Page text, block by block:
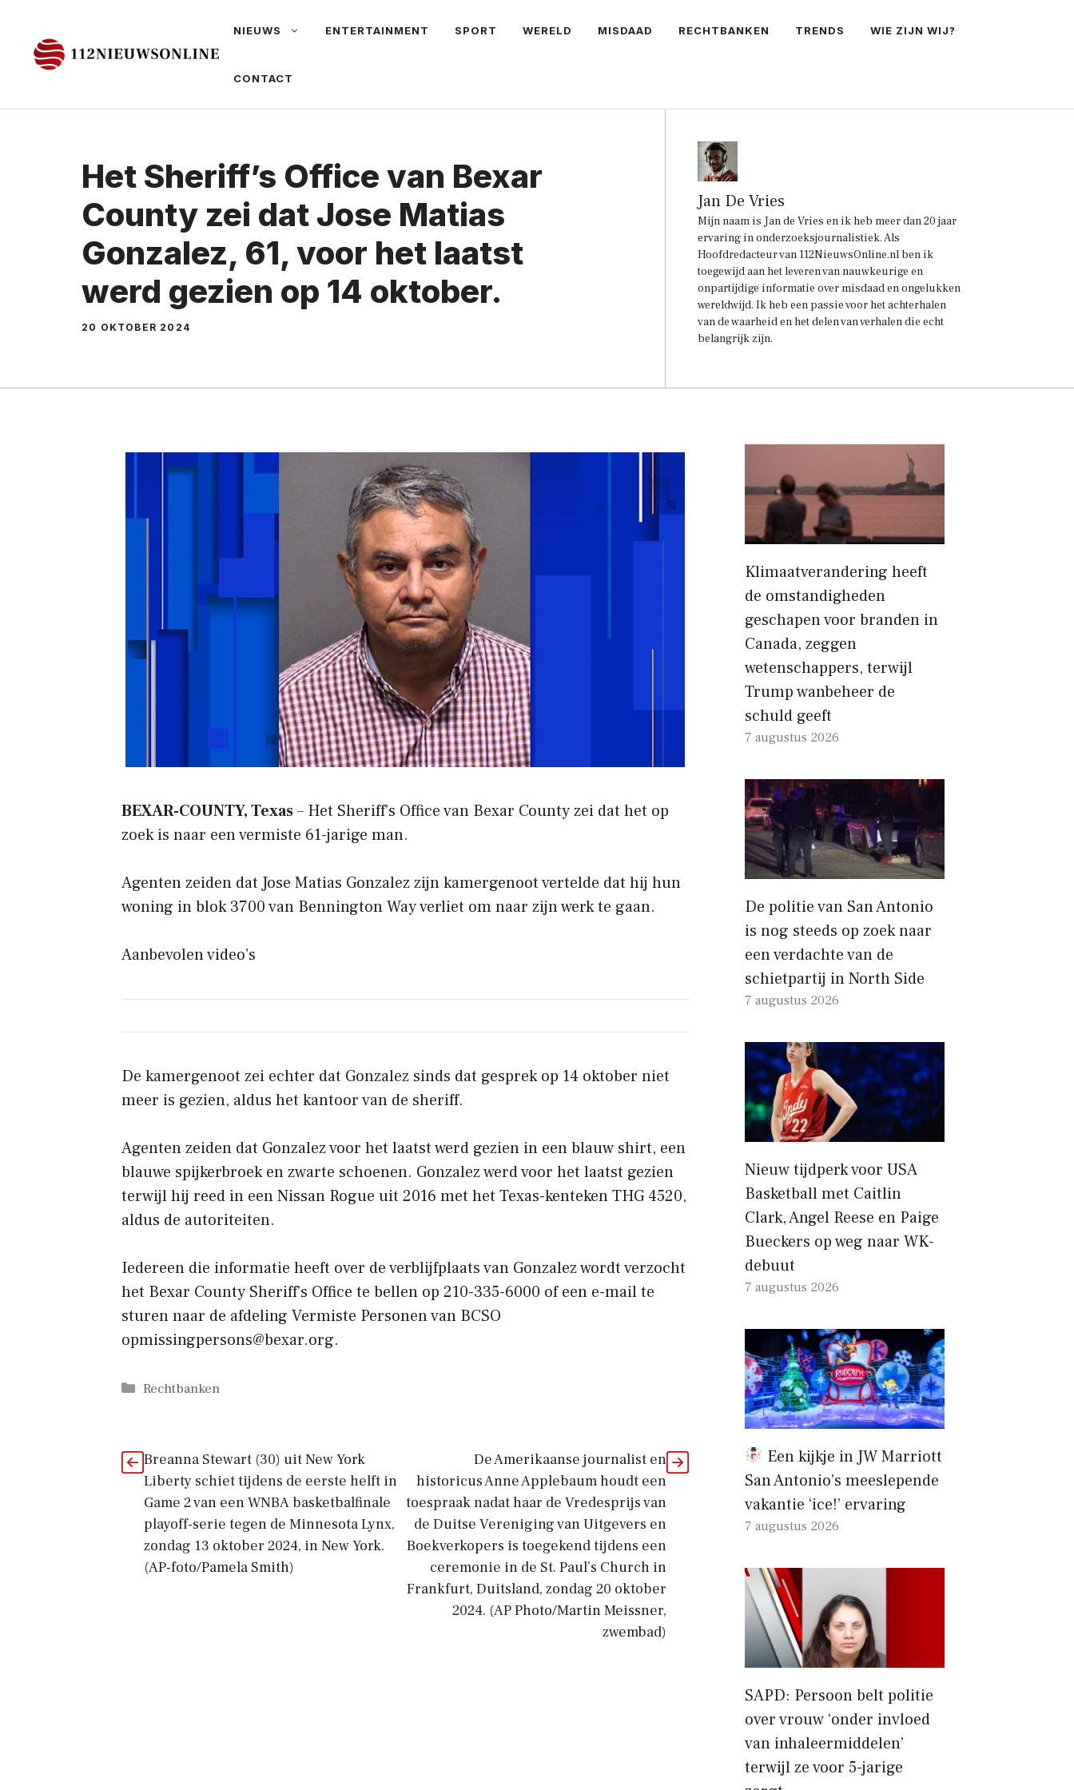
NIEUWS ENTERTAINMENT SPORT WERELD MISDAAD RECHTBANKEN TRENDS WIE ZIJN WIJ?
CONTACT
Het Sheriff’s Office van Bexar
County zei dat Jose Matias
Gonzalez, 61, voor het laatst
werd gezien op 14 oktober.
20 OKTOBER 2024
Jan De Vries
Mijn naam is Jan de Vries en ik heb meer dan 20 jaar
ervaring in onderzoeksjournalistiek. Als
Hoofdredacteur van 112NieuwsOnline.nl ben ik
toegewijd aan het leveren van nauwkeurige en
onpartijdige informatie over misdaad en ongelukken
wereldwijd. Ik heb een passie voor het achterhalen
van de waarheid en het delen van verhalen die echt
belangrijk zijn.
BEXAR-COUNTY, Texas– Het Sheriff’s Office van Bexar County zei dat het op
zoek is naar een vermiste 61-jarige man.
Agenten zeiden dat Jose Matias Gonzalez zijn kamergenoot vertelde dat hij hun
woning in blok 3700 van Bennington Way verliet om naar zijn werk te gaan.
Aanbevolen video’s
De kamergenoot zei echter dat Gonzalez sinds dat gesprek op 14 oktober niet
meer is gezien, aldus het kantoor van de sheriff.
Agenten zeiden dat Gonzalez voor het laatst werd gezien in een blauw shirt, een
blauwe spijkerbroek en zwarte schoenen. Gonzalez werd voor het laatst gezien
terwijl hij reed in een Nissan Rogue uit 2016 met het Texas-kenteken THG 4520,
aldus de autoriteiten.
Iedereen die informatie heeft over de verblijfplaats van Gonzalez wordt verzocht
het Bexar County Sheriff’s Office te bellen op 210-335-6000 of een e-mail te
sturen naar de afdeling Vermiste Personen van BCSO
opmissingpersons@bexar.org.
Categorieën
Rechtbanken
Breanna Stewart (30) uit New York
Liberty schiet tijdens de eerste helft in
Game 2 van een WNBA basketbalfinale
playoff-serie tegen de Minnesota Lynx,
zondag 13 oktober 2024, in New York.
(AP-foto/Pamela Smith)
De Amerikaanse journalist en
historicus Anne Applebaum houdt een
toespraak nadat haar de Vredesprijs van
de Duitse Vereniging van Uitgevers en
Boekverkopers is toegekend tijdens een
ceremonie in de St. Paul’s Church in
Frankfurt, Duitsland, zondag 20 oktober
2024. (AP Photo/Martin Meissner,
zwembad)
Klimaatverandering heeft
de omstandigheden
geschapen voor branden in
Canada, zeggen
wetenschappers, terwijl
Trump wanbeheer de
schuld geeft
7 augustus 2026
De politie van San Antonio
is nog steeds op zoek naar
een verdachte van de
schietpartij in North Side
7 augustus 2026
Nieuw tijdperk voor USA
Basketball met Caitlin
Clark, Angel Reese en Paige
Bueckers op weg naar WK-
debuut
7 augustus 2026
Een kijkje in JW Marriott
San Antonio’s meeslepende
vakantie ‘ice!’ ervaring
7 augustus 2026
SAPD: Persoon belt politie
over vrouw ‘onder invloed
van inhaleermiddelen’
terwijl ze voor 5-jarige